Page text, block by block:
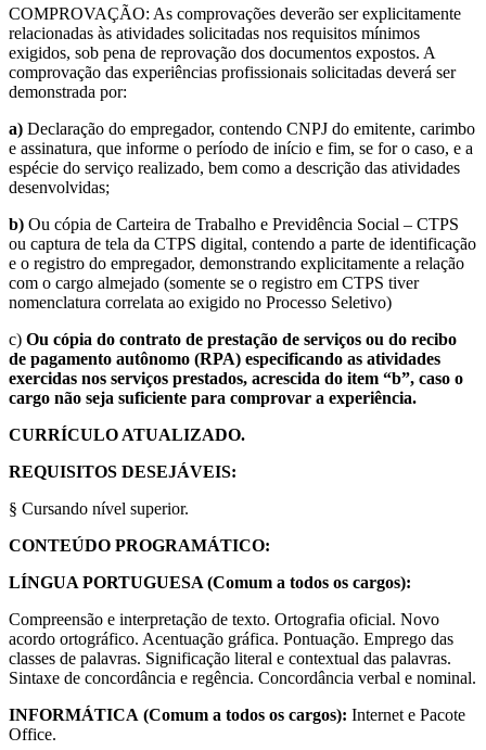
COMPROVAÇÃO: As comprovações deverão ser explicitamente
relacionadas às atividades solicitadas nos requisitos mínimos
exigidos, sob pena de reprovação dos documentos expostos. A
comprovação das experiências profissionais solicitadas deverá ser
demonstrada por:
a) Declaração do empregador, contendo CNPJ do emitente, carimbo
e assinatura, que informe o período de início e fim, se for o caso, e a
espécie do serviço realizado, bem como a descrição das atividades
desenvolvidas;
b) Ou cópia de Carteira de Trabalho e Previdência Social – CTPS
ou captura de tela da CTPS digital, contendo a parte de identificação
e o registro do empregador, demonstrando explicitamente a relação
com o cargo almejado (somente se o registro em CTPS tiver
nomenclatura correlata ao exigido no Processo Seletivo)
c) Ou cópia do contrato de prestação de serviços ou do recibo
de pagamento autônomo (RPA) especificando as atividades
exercidas nos serviços prestados, acrescida do item “b”, caso o
cargo não seja suficiente para comprovar a experiência.
CURRÍCULO ATUALIZADO.
REQUISITOS DESEJÁVEIS:
§ Cursando nível superior.
CONTEÚDO PROGRAMÁTICO:
LÍNGUA PORTUGUESA (Comum a todos os cargos):
Compreensão e interpretação de texto. Ortografia oficial. Novo
acordo ortográfico. Acentuação gráfica. Pontuação. Emprego das
classes de palavras. Significação literal e contextual das palavras.
Sintaxe de concordância e regência. Concordância verbal e nominal.
INFORMÁTICA (Comum a todos os cargos): Internet e Pacote
Office.